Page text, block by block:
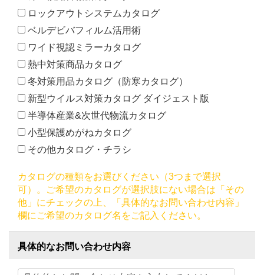
ロックアウトシステムカタログ
ベルデビバフィルム活用術
ワイド視認ミラーカタログ
熱中対策商品カタログ
冬対策用品カタログ（防寒カタログ）
新型ウイルス対策カタログ ダイジェスト版
半導体産業&次世代物流カタログ
小型保護めがねカタログ
その他カタログ・チラシ
カタログの種類をお選びください（3つまで選択
可）。ご希望のカタログが選択肢にない場合は「その
他」にチェックの上、「具体的なお問い合わせ内容」
欄にご希望のカタログ名をご記入ください。
具体的なお問い合わせ内容